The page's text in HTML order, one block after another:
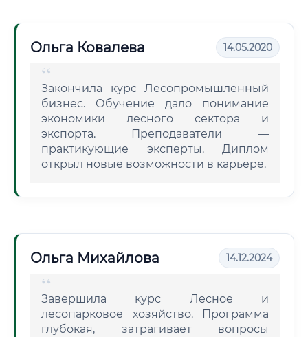
Ольга Ковалева 14.05.2020
Закончила курс Лесопромышленный
бизнес. Обучение дало понимание
экономики лесного сектора и
экспорта. Преподаватели —
практикующие эксперты. Диплом
открыл новые возможности в карьере.
Ольга Михайлова 14.12.2024
Завершила курс Лесное и
лесопарковое хозяйство. Программа
глубокая, затрагивает вопросы